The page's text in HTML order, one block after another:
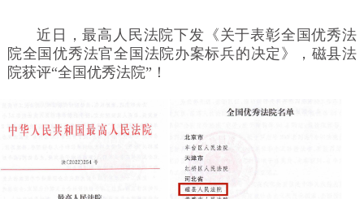
近日，最高人民法院下发《关于表彰全国优秀法
院全国优秀法官全国法院办案标兵的决定》，磁县法
院获评“全国优秀法院”！